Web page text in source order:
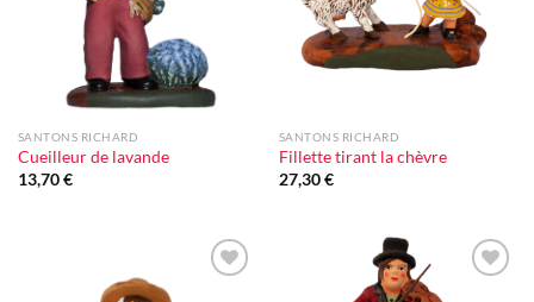
SANTONS RICHARD
Cueilleur de lavande
13,70€
SANTONS RICHARD
Fillette tirant la chèvre
27,30€